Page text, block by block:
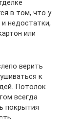
в том, что у
недостатки,
или
верить
к
Потолок
всегда
покрытия